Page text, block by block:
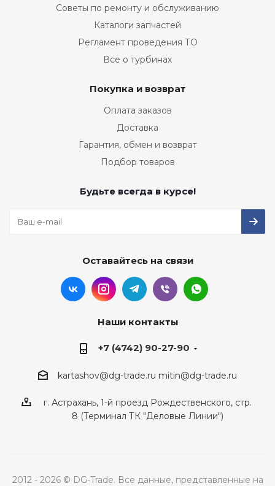
Советы по ремонту и обслуживанию
Каталоги запчастей
Регламент проведения ТО
Все о турбинах
Покупка и возврат
Оплата заказов
Доставка
Гарантия, обмен и возврат
Подбор товаров
Будьте всегда в курсе!
Оставайтесь на связи
Наши контакты
+7 (4742) 90-27-90
kartashov@dg-trade.ru mitin@dg-trade.ru
г. Астрахань, 1-й проезд Рождественского, стр.
8 (Терминал ТК "Деловые Линии")
2012 - 2026 © DG-Trade. Все данные, представленные на